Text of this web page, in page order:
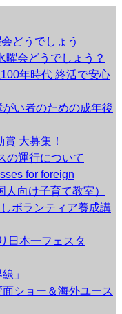
どうでしょう
曜会どうでしょう？
年時代 終活で安心
い者のための成年後
大募集！
の運行について
for foreign
向け子育て教室）
ボランティア養成講
日本一フェスタ
」
ショー＆海外ユース